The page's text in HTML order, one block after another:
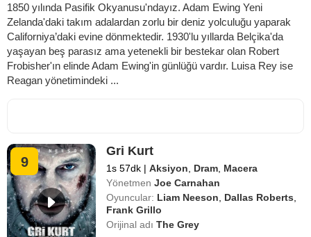
1850 yılında Pasifik Okyanusu'ndayız. Adam Ewing Yeni
Zelanda'daki takım adalardan zorlu bir deniz yolculuğu yaparak
Californiya’daki evine dönmektedir. 1930'lu yıllarda Belçika'da
yaşayan beş parasız ama yetenekli bir bestekar olan Robert
Frobisher'ın elinde Adam Ewing'in günlüğü vardır. Luisa Rey ise
Reagan yönetimindeki ...
9
Gri Kurt
1s 57dk | Aksiyon Dram Macera
Yönetmen Joe Carnahan
Oyuncular: Liam Neeson Dallas Roberts
Frank Grillo
Orijinal adıThe Grey